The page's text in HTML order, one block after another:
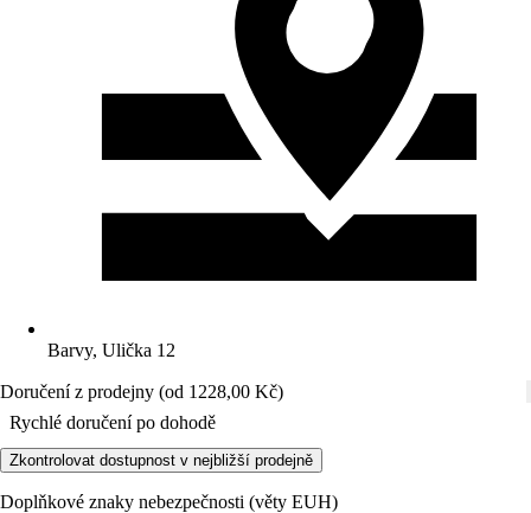
Barvy, Ulička 12
Doručení z prodejny (od 1228,00 Kč)
Rychlé doručení po dohodě
Zkontrolovat dostupnost v nejbližší prodejně
Doplňkové znaky nebezpečnosti (věty EUH)